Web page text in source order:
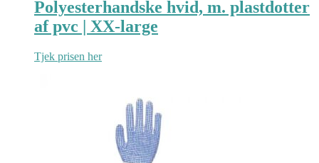
Polyesterhandske hvid, m. plastdotter
af pvc | XX-large
Tjek prisen her